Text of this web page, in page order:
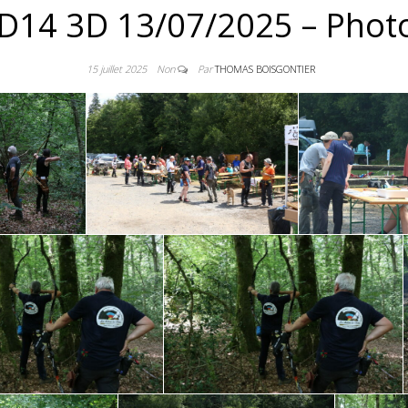
3D 13/07/2025 –
15 juillet 2025 Non ParTHOMAS BOISGONTIER